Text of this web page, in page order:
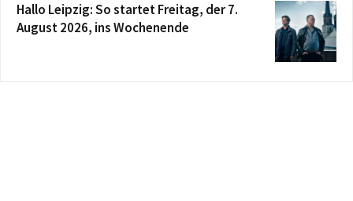
Hallo Leipzig: So startet Freitag, der 7.
August 2026, ins Wochenende